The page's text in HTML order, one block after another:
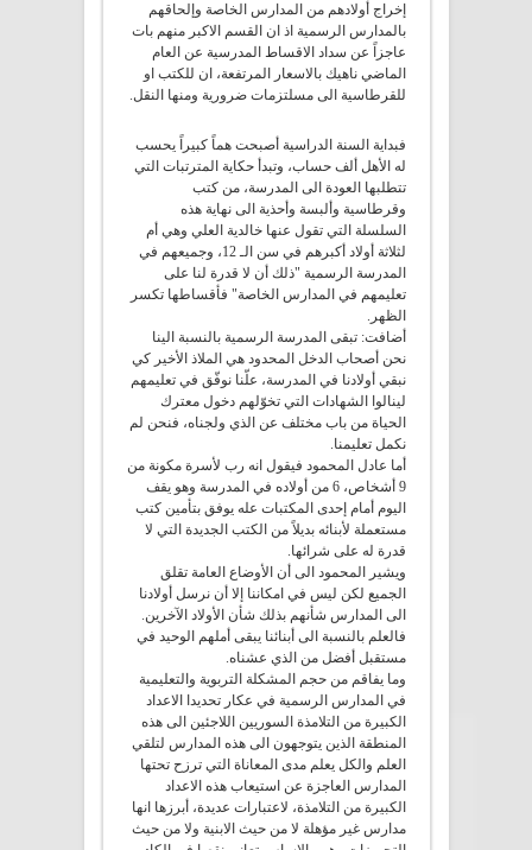
إخراج أولادهم من المدارس الخاصة وإلحاقهم
بالمدارس الرسمية اذ ان القسم الاكبر منهم بات
عاجزاً عن سداد الاقساط المدرسية عن العام
الماضي ناهيك بالاسعار المرتفعة، ان للكتب او
للقرطاسية الى مسلتزمات ضرورية ومنها النقل.
فبداية السنة الدراسية أصبحت هماً كبيراً يحسب
له الأهل ألف حساب، وتبدأ حكاية المترتبات التي
تتطلبها العودة الى المدرسة، من كتب
وقرطاسية وألبسة وأحذية الى نهاية هذه
السلسلة التي تقول عنها خالدية العلي وهي أم
لثلاثة أولاد أكبرهم في سن الـ 12، وجميعهم في
المدرسة الرسمية "ذلك أن لا قدرة لنا على
تعليمهم في المدارس الخاصة" فأقساطها تكسر
الظهر.
أضافت: تبقى المدرسة الرسمية بالنسبة الينا
نحن أصحاب الدخل المحدود هي الملاذ الأخير كي
نبقي أولادنا في المدرسة، علّنا نوفّق في تعليمهم
لينالوا الشهادات التي تخوّلهم دخول معترك
الحياة من باب مختلف عن الذي ولجناه، فنحن لم
نكمل تعليمنا.
أما عادل المحمود فيقول انه رب لأسرة مكونة من
9 أشخاص، 6 من أولاده في المدرسة وهو يقف
اليوم أمام إحدى المكتبات عله يوفق بتأمين كتب
مستعملة لأبنائه بديلاً من الكتب الجديدة التي لا
قدرة له على شرائها.
ويشير المحمود الى أن الأوضاع العامة تقلق
الجميع لكن ليس في امكاننا إلا أن نرسل أولادنا
الى المدارس شأنهم بذلك شأن الأولاد الآخرين.
فالعلم بالنسبة الى أبنائنا يبقى أملهم الوحيد في
مستقبل أفضل من الذي عشناه.
وما يفاقم من حجم المشكلة التربوية والتعليمية
في المدارس الرسمية في عكار تحديدا الاعداد
الكبيرة من التلامذة السوريين اللاجئين الى هذه
المنطقة الذين يتوجهون الى هذه المدارس لتلقي
العلم والكل يعلم مدى المعاناة التي ترزح تحتها
المدارس العاجزة عن استيعاب هذه الاعداد
الكبيرة من التلامذة، لاعتبارات عديدة، أبرزها انها
مدارس غير مؤهلة لا من حيث الابنية ولا من حيث